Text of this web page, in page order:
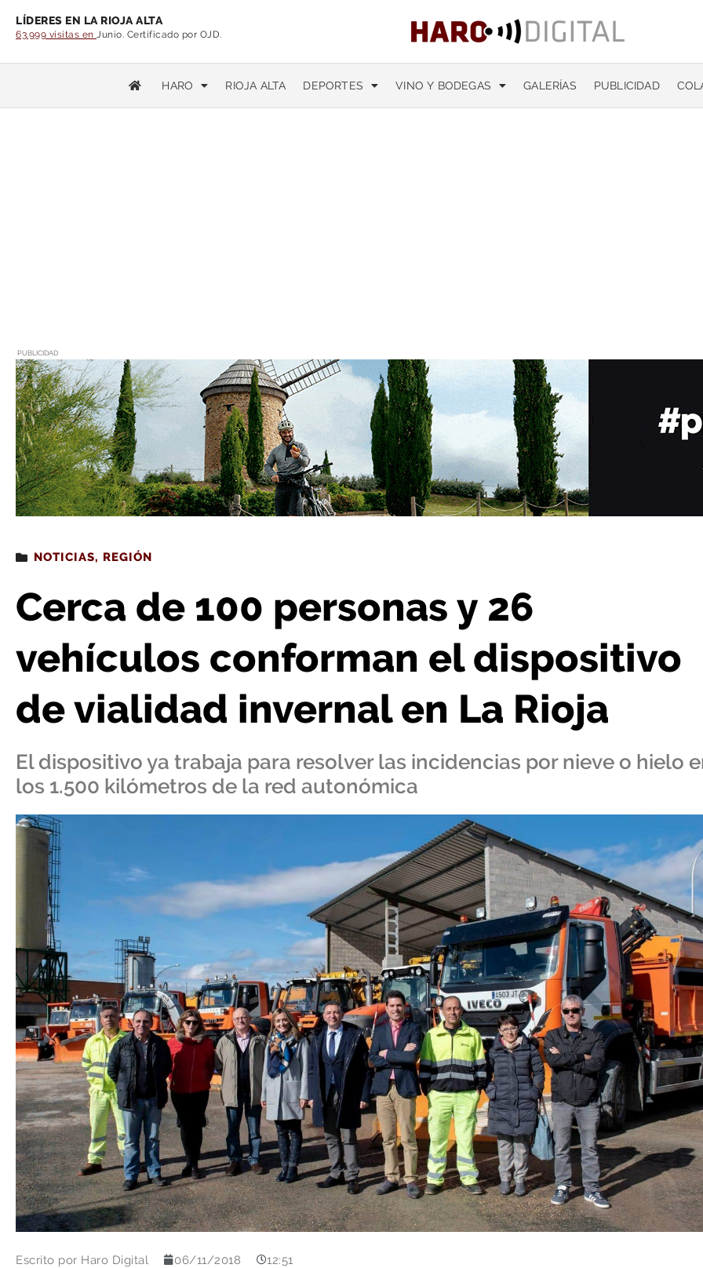
LÍDERES EN LA RIOJA ALTA
63.999 visitas en Junio. Certificado por OJD.
HARO RIOJA ALTA DEPORTES VINO Y BODEGAS GALERÍAS PUBLICIDAD
PUBLICIDAD
Estás leyendo: Cerca de 100 personas y 26 vehículos conforman el dispositivo de vialidad invernal en La Rioja
NOTICIAS, REGIÓN
Cerca de 100 personas y 26
vehículos conforman el dispositivo
de vialidad invernal en La Rioja
El dispositivo ya trabaja para resolver las incidencias por nieve o hielo
los 1.500 kilómetros de la red autonómica
Escrito por Haro Digital 06/11/2018 12:51